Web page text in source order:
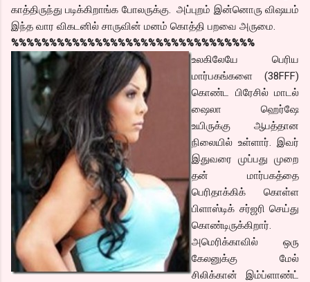
காத்திருந்து படிக்கிறாங்க போலருக்கு. அப்புறம் இன்னொரு விஷயம்
இந்த வார விகடனில் சாருவின் மனம் கொத்தி பறவை அருமை.
%%%%%%%%%%%%%%%%%%%%%%%%%%%%%%%%
உலகிலேயே பெரிய
மார்பகங்களை (38FFF)
கொண்ட பிரேசில் மாடல்
ஷைலா ஹெர்ஷே
உயிருக்கு ஆபத்தான
நிலையில் உள்ளார். இவர்
இதுவரை முப்பது முறை
தன் மார்பகத்தை
பெரிதாக்கிக் கொள்ள
பிளாஸ்டிக் சர்ஜரி செய்து
கொண்டிருக்கிறார்.
அமெரிக்காவில் ஒரு
கேலனுக்கு மேல்
சிலிக்கான் இம்ப்ளாண்ட்